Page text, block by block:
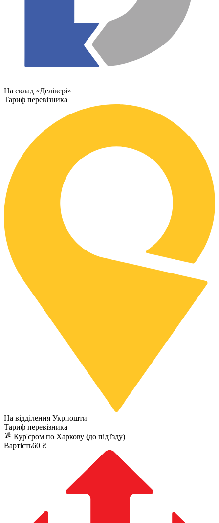
На склад «Делівері»
Тариф перевізника
На відділення Укрпошти
Тариф перевізника
Кур'єром по Харкову (до під'їзду)
Вартість60 ₴